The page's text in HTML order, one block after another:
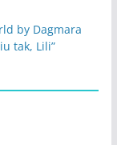
by Dagmara
tak, Lili”